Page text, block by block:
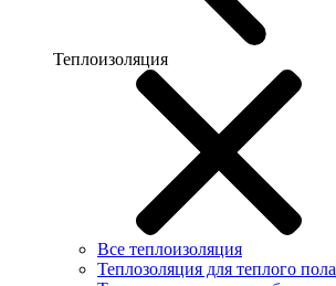
Теплоизоляция
Все теплоизоляция
Теплозоляция для теплого пола